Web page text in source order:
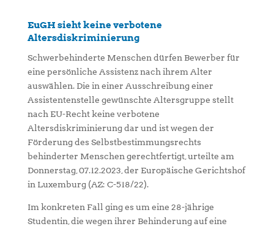
EuGH sieht keine verbotene
Altersdiskriminierung
Schwerbehinderte Menschen dürfen Bewerber für
eine persönliche Assistenz nach ihrem Alter
auswählen. Die in einer Ausschreibung einer
Assistentenstelle gewünschte Altersgruppe stellt
nach EU-Recht keine verbotene
Altersdiskriminierung dar und ist wegen der
Förderung des Selbstbestimmungsrechts
behinderter Menschen gerechtfertigt, urteilte am
Donnerstag, 07.12.2023, der Europäische Gerichtshof
in Luxemburg (AZ: C-518/22).
Im konkreten Fall ging es um eine 28-jährige
Studentin, die wegen ihrer Behinderung auf eine